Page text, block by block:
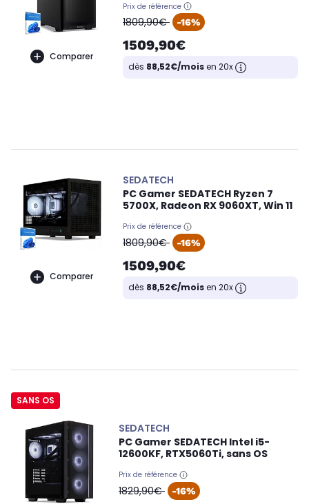
Comparer
Prix de référence
oldPrice
1809,90€ -16%
1509,90€
dès 88,52€/moisen 20x
Comparer
SEDATECH
PC Gamer SEDATECH Ryzen 7
5700X, Radeon RX 9060XT, Win 11
Prix de référence
oldPrice
1809,90€ -16%
1509,90€
dès 88,52€/moisen 20x
SANS OS
SEDATECH
PC Gamer SEDATECH Intel i5-
12600KF, RTX5060Ti, sans OS
Prix de référence
oldPrice
1829,90€ -16%